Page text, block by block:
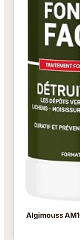
Algimouss